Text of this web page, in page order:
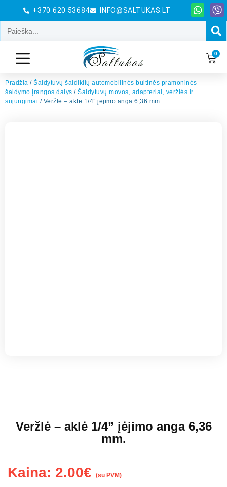
+370 620 53684 INFO@SALTUKAS.LT
0
Pradžia / Šaldytuvų šaldiklių automobilinės buitinės pramoninės
šaldymo įrangos dalys / Šaldytuvų movos, adapteriai, veržlės ir
sujungimai / Veržlė – aklė 1/4” įėjimo anga 6,36 mm.
Veržlė – aklė 1/4” įėjimo anga 6,36
mm.
Kaina: 2.00€ (su PVM)